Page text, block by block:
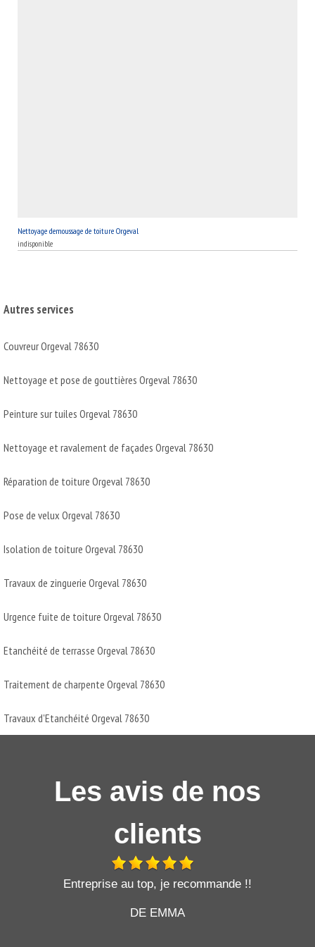
Nettoyage demoussage de toiture Orgeval
indisponible
Autres services
Couvreur Orgeval 78630
Nettoyage et pose de gouttières Orgeval 78630
Peinture sur tuiles Orgeval 78630
Nettoyage et ravalement de façades Orgeval 78630
Réparation de toiture Orgeval 78630
Pose de velux Orgeval 78630
Isolation de toiture Orgeval 78630
Travaux de zinguerie Orgeval 78630
Urgence fuite de toiture Orgeval 78630
Etanchéité de terrasse Orgeval 78630
Traitement de charpente Orgeval 78630
Travaux d'Etanchéité Orgeval 78630
Les avis de nos
clients
Entreprise au top, je recommande !!
DE EMMA